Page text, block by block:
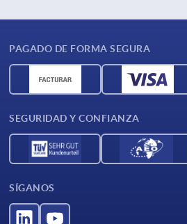
PAGADO DE FORMA SEGURA
SEGURIDAD Y CONFIANZA
SÍGANOS